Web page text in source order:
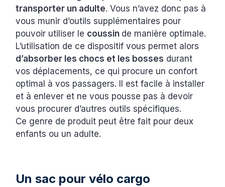
transporter un adulte. Vous n’avez donc pas à
vous munir d’outils supplémentaires pour
pouvoir utiliser le coussin de manière optimale.
L’utilisation de ce dispositif vous permet alors
d’absorber les chocs et les bosses durant
vos déplacements, ce qui procure un confort
optimal à vos passagers. Il est facile à installer
et à enlever et ne vous pousse pas à devoir
vous procurer d’autres outils spécifiques.
Ce genre de produit peut être fait pour deux
enfants ou un adulte.
Un sac pour vélo cargo